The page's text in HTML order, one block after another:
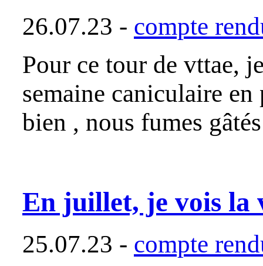
26.07.23 - compte
Pour ce tour de vttae,
semaine caniculaire
bien , nous fumes
En juillet, je vois la
25.07.23 - compte